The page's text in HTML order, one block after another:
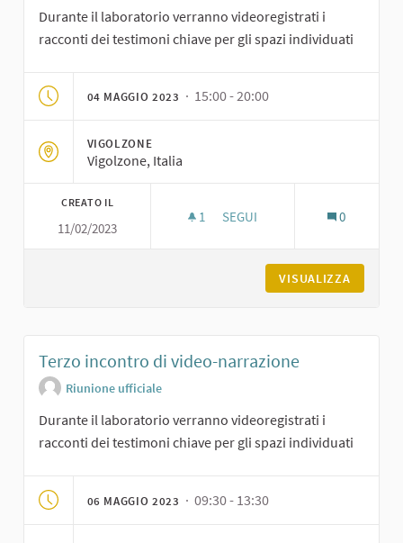
Durante il laboratorio verranno videoregistrati i
racconti dei testimoni chiave per gli spazi individuati
04 MAGGIO 2023 · 15:00 - 20:00
VIGOLZONE
Vigolzone, Italia
CREATO IL
11/02/2023
1 1 SOSTENITORI
SEGUI 0
VISUALIZZA
Terzo incontro di video-narrazione
Riunione ufficiale
Durante il laboratorio verranno videoregistrati i
racconti dei testimoni chiave per gli spazi individuati
06 MAGGIO 2023 · 09:30 - 13:30